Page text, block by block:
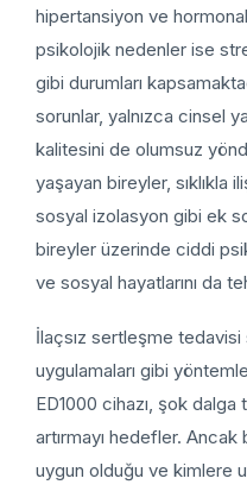
hipertansiyon ve
psikolojik nedenler ise
gibi durumları
sorunlar, yalnızca cinsel
kalitesini de olumsuz
yaşayan bireyler, sıklıkla
sosyal izolasyon gibi ek
bireyler üzerinde ciddi
ve sosyal hayatlarını da
İlaçsız sertleşme
uygulamaları gibi
ED1000 cihazı, şok dalga
artırmayı hedefler.
uygun olduğu ve kimlere